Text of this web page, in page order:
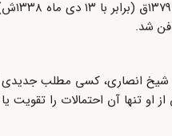
شد.
شیخ انصاری، کسی مطلب جدیدی
تنها آن احتمالات را تقویت